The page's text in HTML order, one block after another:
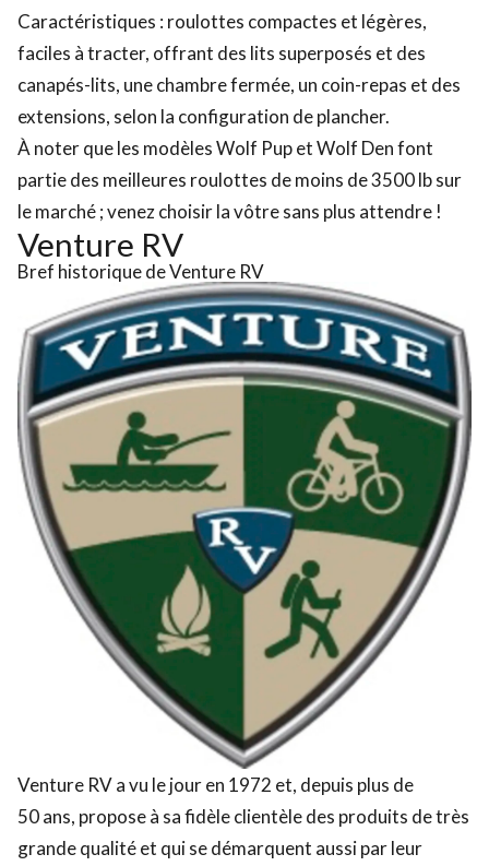
Caractéristiques : roulottes compactes et légères,
faciles à tracter, offrant des lits superposés et des
canapés-lits, une chambre fermée, un coin-repas et des
extensions, selon la configuration de plancher.
À noter que les modèles Wolf Pup et Wolf Den font
partie des meilleures roulottes de moins de 3500 lbsur
le marché ; venez choisir la vôtre sans plus attendre !
Venture RV
Bref historique de Venture RV
Venture RV a vu le jour en 1972 et, depuis plus de
50 ans, propose à sa fidèle clientèle des produits de très
grande qualité et qui se démarquent aussi par leur